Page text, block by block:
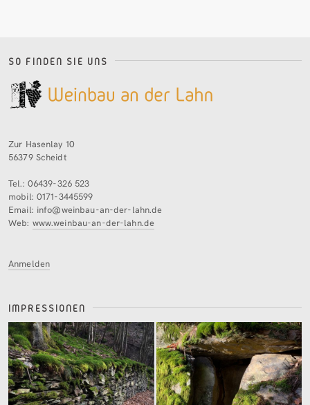
SO FINDEN SIE UNS
Zur Hasenlay 10
56379 Scheidt
Tel.: 06439-326 523
mobil: 0171-3445599
Email: info@weinbau-an-der-lahn.de
Web: www.weinbau-an-der-lahn.de
Anmelden
IMPRESSIONEN